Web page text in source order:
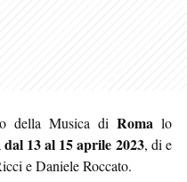
della Musica di Roma lo
dal 13 al 15 aprile 2023, di e
e Daniele Roccato.